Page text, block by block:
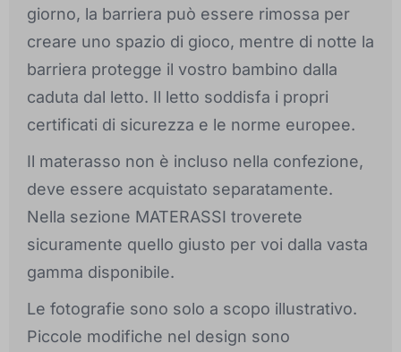
giorno, la barriera può essere rimossa per
creare uno spazio di gioco, mentre di notte la
barriera protegge il vostro bambino dalla
caduta dal letto. Il letto soddisfa i propri
certificati di sicurezza e le norme europee.
Il materasso non è incluso nella confezione,
deve essere acquistato separatamente.
Nella sezione MATERASSI troverete
sicuramente quello giusto per voi dalla vasta
gamma disponibile.
Le fotografie sono solo a scopo illustrativo.
Piccole modifiche nel design sono